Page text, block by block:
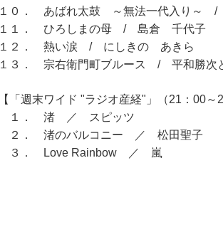
１０． あばれ太鼓 ～無法一代入り～
１１． ひろしまの母 / 島倉 千代子
１２． 熱い涙 / にしきの あきら
１３． 宗右衛門町ブルース / 平和勝次
【「週末ワイド "ラジオ産経"」（21：00～
１． 渚 ／ スピッツ
２． 渚のバルコニー ／ 松田聖子
３． Love Rainbow ／ 嵐